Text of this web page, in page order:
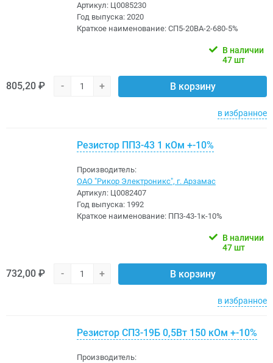
Артикул: Ц0085230
Год выпуска: 2020
Краткое наименование: СП5-20ВА-2-680-5%
В наличии
47 шт
805,20 ₽ - + В корзину
в избранное
Резистор ПП3-43 1 кОм +-10%
Производитель:
ОАО "Рикор Электроникс", г. Арзамас
Артикул: Ц0082407
Год выпуска: 1992
Краткое наименование: ПП3-43-1к-10%
В наличии
47 шт
732,00 ₽ - + В корзину
в избранное
Резистор СП3-19Б 0,5Вт 150 кОм +-10%
Производитель: